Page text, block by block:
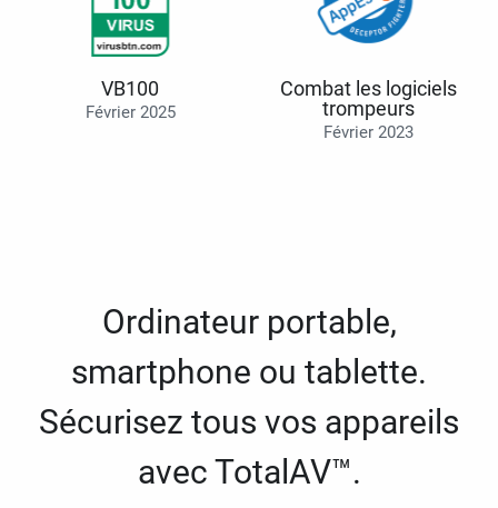
VB100
Février 2025
Combat les logiciels
trompeurs
Février 2023
Ordinateur portable,
smartphone ou tablette.
Sécurisez tous vos appareils
avec TotalAV™.